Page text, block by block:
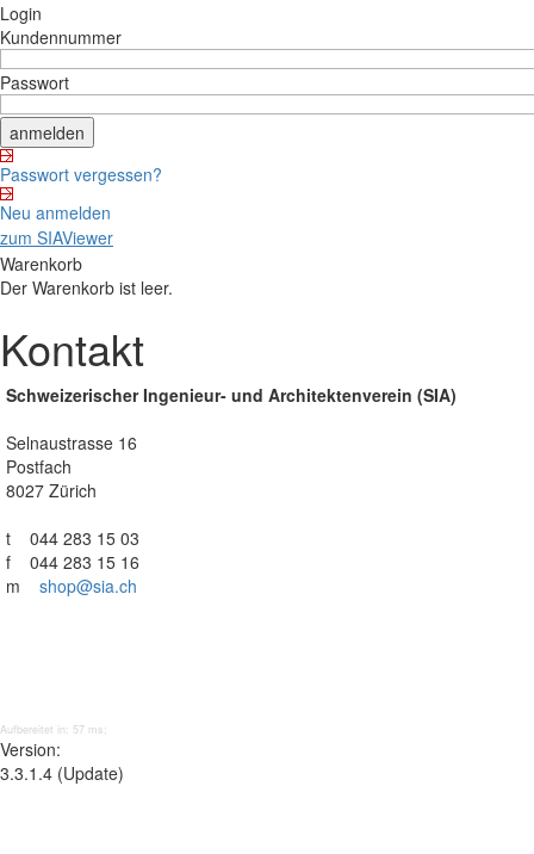
Login
Kundennummer
Passwort
Passwort vergessen?
Neu anmelden
zum SIAViewer
Warenkorb
Der Warenkorb ist leer.
Kontakt
Schweizerischer Ingenieur- und Architektenverein (SIA)
Selnaustrasse 16
Postfach
8027 Zürich
t 044 283 15 03
f 044 283 15 16
m shop@sia.ch
Aufbereitet in: 57 ms;
Version:
3.3.1.4 (Update)